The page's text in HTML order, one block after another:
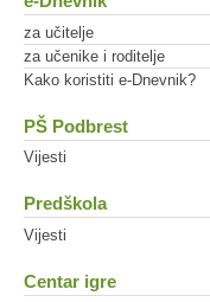
za učitelje
za učenike i roditelje
Kako koristiti e-Dnevnik?
PŠ Podbrest
Vijesti
Predškola
Vijesti
Centar igre